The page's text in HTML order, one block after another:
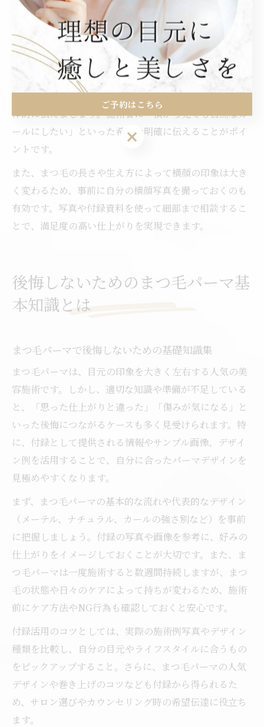
索が多いことからも、横顔の美しさを意識する方が増え
ています。
横から見たときにカールが強すぎると不自然に見えるこ
とがあるため、付録の横顔イメージやサロンのビフォー
アフター写真を活用し、理想の角度やカールの強さを具
体的に伝えましょう。施術者に「横から見ても自然なカ
ールにしたい」といった希望を明確に伝えることがポイ
ントです。
また、まつ毛の長さや生え方によって横顔の印象は大き
く変わるため、事前に自分の横顔写真を撮っておくのも
有効です。写真や付録資料を使って細部まで相談するこ
とで、満足度の高い仕上がりを実現できます。
後悔しないためのまつ毛パーマ基
本知識とは
まつ毛パーマで後悔しないための基礎知識集
まつ毛パーマは、目元の印象を大きく左右する人気の美
容施術です。しかし、適切な知識や準備が不足している
と、「思った仕上がりと違った」「傷みが気になる」と
いった後悔につながるケースも多く見受けられます。特
に、付録として提供される情報やサンプル画像、デザイ
ン例を活用することで、自分に合ったパーマデザインを
見極めやすくなります。
まず、まつ毛パーマの基本的な流れや代表的なデザイン
（メーテル、ナチュラル、カールの強さ別など）を事前
に把握しましょう。付録の写真や画像を参考に、好みの
仕上がりをイメージしておくことが大切です。また、ま
つ毛パーマは一度施術すると数週間持続しますが、まつ
毛の状態や日々のケアによって持ちが変わるため、施術
前にケア方法やNG行為も確認しておくと安心です。
付録活用のコツとしては、実際の施術例写真やデザイン
種類を比較し、自分の目元やライフスタイルに合うもの
をピックアップすること。さらに、まつ毛パーマの人気
デザインや巻き上げのコツなども付録から得られるた
め、サロン選びやカウンセリング時の希望伝達に役立ち
ます。
ご予約はこちら
ご予約はこちら